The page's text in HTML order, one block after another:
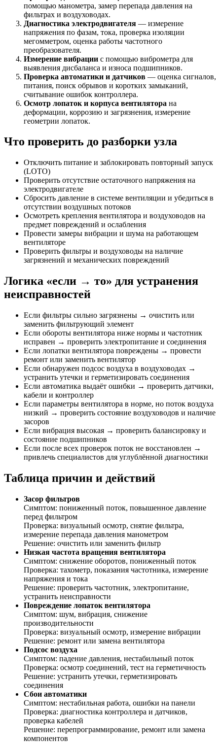
помощью манометра, замер перепада давления на
фильтрах и воздуховодах.
Диагностика электродвигателя — измерение
напряжения по фазам, тока, проверка изоляции
мегомметром, оценка работы частотного
преобразователя.
Измерение вибрации с помощью виброметра для
выявления дисбаланса и износа подшипников.
Проверка автоматики и датчиков — оценка сигналов,
питания, поиск обрывов и коротких замыканий,
считывание ошибок контроллера.
Осмотр лопаток и корпуса вентилятора на
деформации, коррозию и загрязнения, измерение
геометрии лопаток.
Что проверить до разборки узла
Отключить питание и заблокировать повторный запуск
(LOTO)
Проверить отсутствие остаточного напряжения на
электродвигателе
Сбросить давление в системе вентиляции и убедиться в
отсутствии воздушных потоков
Осмотреть крепления вентилятора и воздуховодов на
предмет повреждений и ослабления
Провести замеры вибрации и шума на работающем
вентиляторе
Проверить фильтры и воздуховоды на наличие
загрязнений и механических повреждений
Логика «если → то» для устранения
неисправностей
Если фильтры сильно загрязнены → очистить или
заменить фильтрующий элемент
Если обороты вентилятора ниже нормы и частотник
исправен → проверить электропитание и соединения
Если лопатки вентилятора повреждены → провести
ремонт или заменить вентилятор
Если обнаружен подсос воздуха в воздуховодах →
устранить утечки и герметизировать соединения
Если автоматика выдаёт ошибки → проверить датчики,
кабели и контроллер
Если параметры вентилятора в норме, но поток воздуха
низкий → проверить состояние воздуховодов и наличие
засоров
Если вибрация высокая → проверить балансировку и
состояние подшипников
Если после всех проверок поток не восстановлен →
привлечь специалистов для углублённой диагностики
Таблица причин и действий
Засор фильтров
Симптом: пониженный поток, повышенное давление
перед фильтром
Проверка: визуальный осмотр, снятие фильтра,
измерение перепада давления манометром
Решение: очистить или заменить фильтр
Низкая частота вращения вентилятора
Симптом: снижение оборотов, пониженный поток
Проверка: тахометр, показания частотника, измерение
напряжения и тока
Решение: проверить частотник, электропитание,
устранить неисправности
Повреждение лопаток вентилятора
Симптом: шум, вибрация, снижение
производительности
Проверка: визуальный осмотр, измерение вибрации
Решение: ремонт или замена вентилятора
Подсос воздуха
Симптом: падение давления, нестабильный поток
Проверка: осмотр соединений, тест на герметичность
Решение: устранить утечки, герметизировать
соединения
Сбои автоматики
Симптом: нестабильная работа, ошибки на панели
Проверка: диагностика контроллера и датчиков,
проверка кабелей
Решение: перепрограммирование, ремонт или замена
компонентов